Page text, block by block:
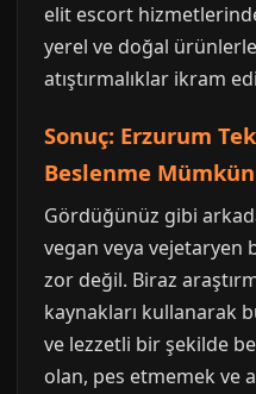
elit escort
yerel ve doğal ürünlerle
atıştırmalıklar ikram
Sonuç: Erzurum
Beslenme
Gördüğünüz gibi
vegan veya vejetaryen
zor değil. Biraz
kaynakları kullanarak
ve lezzetli bir şekilde
olan, pes etmemek ve